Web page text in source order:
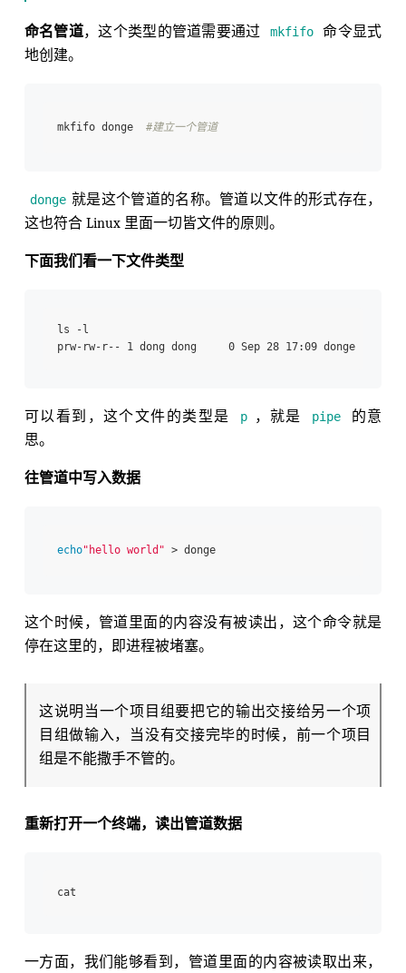
命名管道，这个类型的管道需要通过 mkfifo
命令显式
地创建。
mkfifo donge #建立一个管道
donge 就是这个管道的名称。管道以文件的形式存在，
这也符合 Linux 里面一切皆文件的原则。
下面我们看一下文件类型
ls -l
prw-rw-r-- 1 dong dong     0 Sep 28 17:09 donge
可以看到，这个文件的类型是 p ，就是 pipe
的意
思。
往管道中写入数据
echo"hello world" > donge
这个时候，管道里面的内容没有被读出，这个命令就是
停在这里的，即进程被堵塞。
这说明当一个项目组要把它的输出交接给另一个项
目组做输入，当没有交接完毕的时候，前一个项目
组是不能撒手不管的。
重新打开一个终端，读出管道数据
cat
一方面，我们能够看到，管道里面的内容被读取出来，